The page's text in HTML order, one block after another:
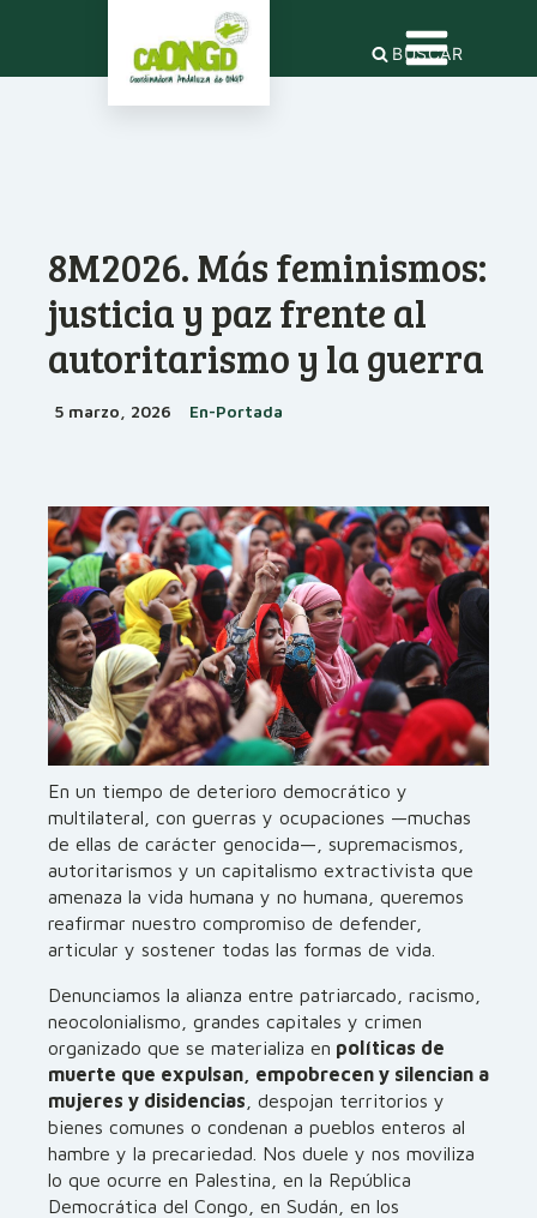
BUSCAR
8M2026. Más feminismos:
justicia y paz frente al
autoritarismo y la guerra
5 marzo, 2026 En-Portada
En un tiempo de deterioro democrático y
multilateral, con guerras y ocupaciones —muchas
de ellas de carácter genocida—, supremacismos,
autoritarismos y un capitalismo extractivista que
amenaza la vida humana y no humana, queremos
reafirmar nuestro compromiso de defender,
articular y sostener todas las formas de vida.
Denunciamos la alianza entre patriarcado, racismo,
neocolonialismo, grandes capitales y crimen
organizado que se materializa en políticas de
muerte que expulsan, empobrecen y silencian a
mujeres y disidencias , despojan territorios y
bienes comunes o condenan a pueblos enteros al
hambre y la precariedad. Nos duele y nos moviliza
lo que ocurre en Palestina, en la República
Democrática del Congo, en Sudán, en los